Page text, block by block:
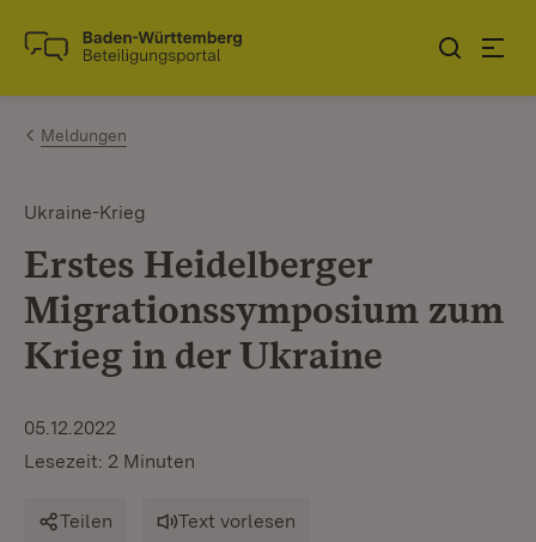
Zum Inhalt springen
Link zur Startseite
Meldungen
Ukraine-Krieg
Erstes Heidelberger
Migrationssymposium zum
Krieg in der Ukraine
05.12.2022
Lesezeit: 2 Minuten
Teilen Text vorlesen